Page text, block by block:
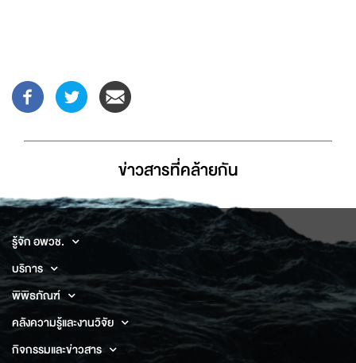
ข่าวสารที่่คล้ายกัน
รู้จัก อพวช.
บริการ
พิพิธภัณฑ์
คลังความรู้และงานวิจัย
กิจกรรมและข่าวสาร